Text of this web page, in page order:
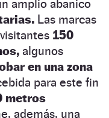
amplio abanico
Las marcas
150
algunos
en una zona
para este fin
metros
además, una